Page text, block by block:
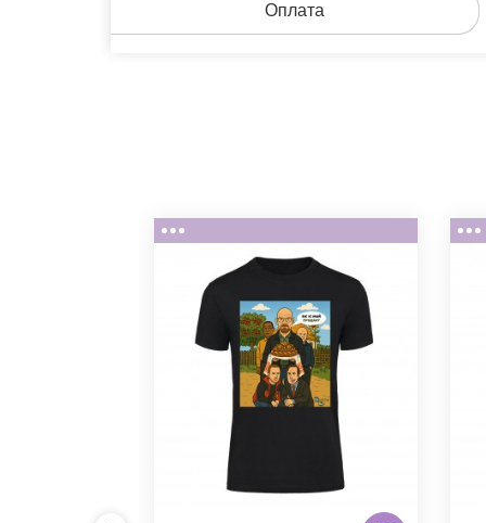
Оплата